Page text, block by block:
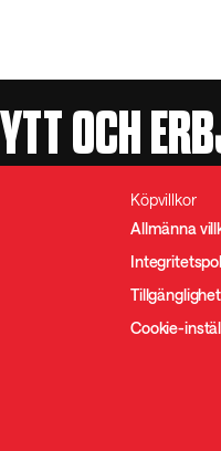
OCH
Köpvillkor
Allmänna
Tillgänglighet
Cookie-